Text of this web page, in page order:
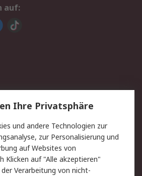
auf:
Lieferlösungen
Kontakt
Privatkunden
Ihre Privatsphäre
und andere Technologien zur
zur Personalisierung und
auf Websites von
Klicken auf "Alle akzeptieren"
Verarbeitung von nicht-